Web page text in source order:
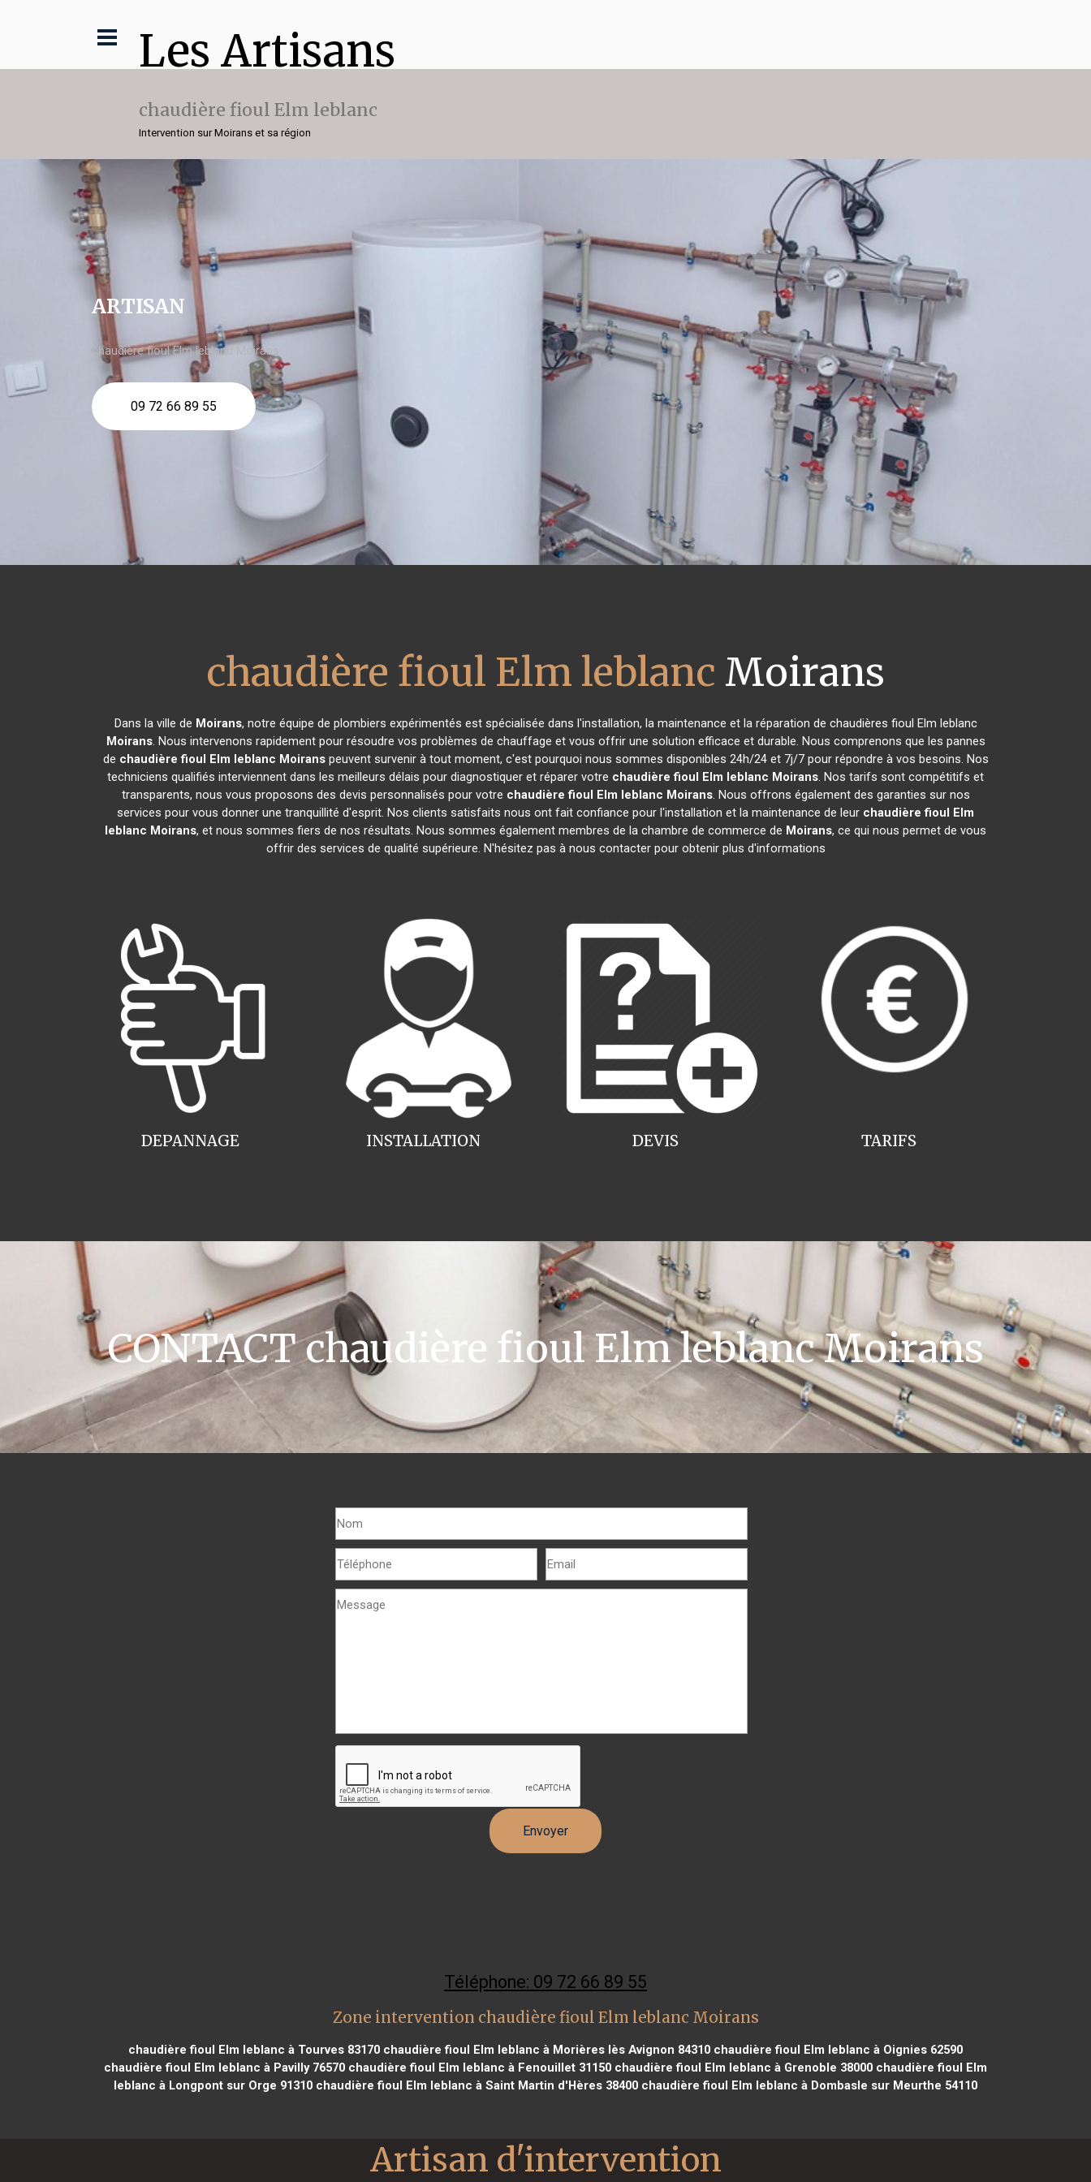
Les Artisans
chaudière fioul Elm leblanc
Intervention sur Moirans et sa région
ARTISAN
chaudière fioul Elm leblanc Moirans
09 72 66 89 55
chaudière fioul Elm leblanc Moirans
Dans la ville de Moirans, notre équipe de plombiers expérimentés est spécialisée dans l'installation, la maintenance et la réparation de chaudières fioul Elm leblanc
Moirans. Nous intervenons rapidement pour résoudre vos problèmes de chauffage et vous offrir une solution efficace et durable. Nous comprenons que les pannes
de chaudière fioul Elm leblanc Moiranspeuvent survenir à tout moment, c'est pourquoi nous sommes disponibles 24h/24 et 7j/7 pour répondre à vos besoins. Nos
techniciens qualifiés interviennent dans les meilleurs délais pour diagnostiquer et réparer votre chaudière fioul Elm leblanc Moirans. Nos tarifs sont compétitifs et
transparents, nous vous proposons des devis personnalisés pour votre chaudière fioul Elm leblanc Moirans. Nous offrons également des garanties sur nos
services pour vous donner une tranquillité d'esprit. Nos clients satisfaits nous ont fait confiance pour l'installation et la maintenance de leur chaudière fioul Elm
leblanc Moirans, et nous sommes fiers de nos résultats. Nous sommes également membres de la chambre de commerce de Moirans, ce qui nous permet de vous
offrir des services de qualité supérieure. N'hésitez pas à nous contacter pour obtenir plus d'informations
INSTALLATION
DEPANNAGE TARIFS
DEVIS
CONTACT chaudière fioul Elm leblanc Moirans
Téléphone: 09 72 66 89 55
Zone intervention chaudière fioul Elm leblanc Moirans
chaudière fioul Elm leblanc à Tourves 83170 chaudière fioul Elm leblanc à Morières lès Avignon 84310 chaudière fioul Elm leblanc à Oignies 62590
chaudière fioul Elm leblanc à Pavilly 76570 chaudière fioul Elm leblanc à Fenouillet 31150 chaudière fioul Elm leblanc à Grenoble 38000 chaudière fioul Elm
leblanc à Longpont sur Orge 91310 chaudière fioul Elm leblanc à Saint Martin d'Hères 38400 chaudière fioul Elm leblanc à Dombasle sur Meurthe 54110
Artisan d'intervention